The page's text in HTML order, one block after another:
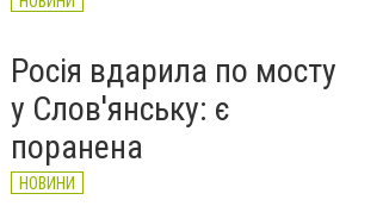
Росія вдарила по мосту
у Слов'янську: є
поранена
НОВИНИ